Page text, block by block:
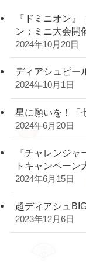
『ドミニオン
ン：ミニ大会開
2024年10月20日
ディアシュピー
2024年10月1日
星に願いを！「
2024年6月20日
『チャレンジ
トキャンペーン
2024年6月15日
超ディアシュ
2023年12月6日